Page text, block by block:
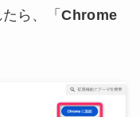
ら、「Chrome